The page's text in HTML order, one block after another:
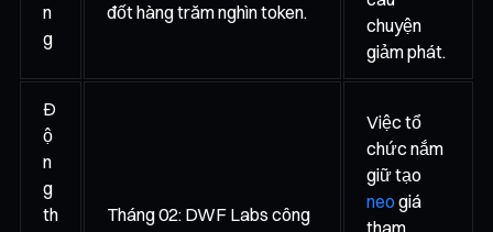
n
g
đốt hàng trăm nghìn token.
chuyện
giảm phát.
Đ
ộ
n
g
th
Tháng 02: DWF Labs công
Việc tổ
chức nắm
giữ tạo
neogiá
tham